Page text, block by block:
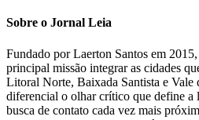
Sobre o Jornal Leia
Fundado por Laerton Santos em
principal missão integrar as cidades
Litoral Norte, Baixada Santista e Vale
diferencial o olhar crítico que define
busca de contato cada vez mais